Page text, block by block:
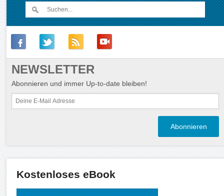
NEWSLETTER
Abonnieren und immer Up-to-date bleiben!
Kostenloses eBook